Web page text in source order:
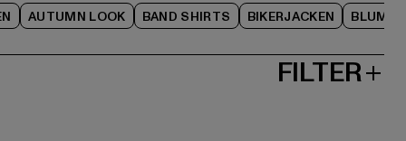
AUTUMN LOOK BAND SHIRTS BIKERJACKEN
FILTER